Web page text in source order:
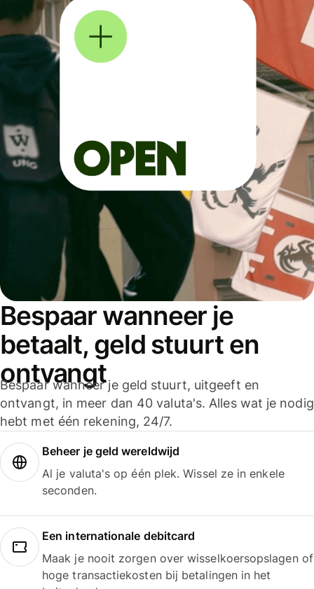
Bespaar wanneer je
betaalt, geld stuurt en
ontvangt
Bespaar wanneer je geld stuurt, uitgeeft en
ontvangt, in meer dan 40 valuta's. Alles wat je nodig
hebt met één rekening, 24/7.
Beheer je geld wereldwijd
Al je valuta's op één plek. Wissel ze in enkele
seconden.
Een internationale debitcard
Maak je nooit zorgen over wisselkoersopslagen of
hoge transactiekosten bij betalingen in het